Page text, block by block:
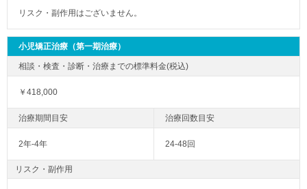
リスク・副作用はございません。
小児矯正治療（第一期治療）
￥418,000
2年-4年 24-48回
リスク・副作用